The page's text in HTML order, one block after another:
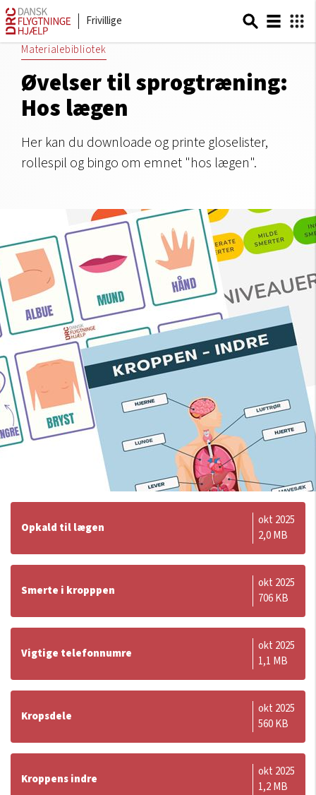
Frivillige
Materialebibliotek
Øvelser til sprogtræning:
Hos lægen
Her kan du downloade og printe gloselister,
rollespil og bingo om emnet "hos lægen".
Opkald til lægen
okt 2025
2,0 MB
Smerte i kropppen
okt 2025
706 KB
Vigtige telefonnumre
okt 2025
1,1 MB
Kropsdele
okt 2025
560 KB
Kroppens indre
okt 2025
1,2 MB